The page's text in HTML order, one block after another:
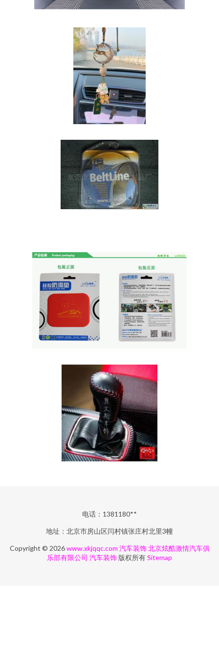
电话：1381180**
地址：北京市房山区闫村镇张庄村北里3幢
Copyright © 2026www.xkjqqc.com 汽车装饰 北京炫酷激情汽车俱
乐部有限公司 汽车装饰 版权所有Sitemap